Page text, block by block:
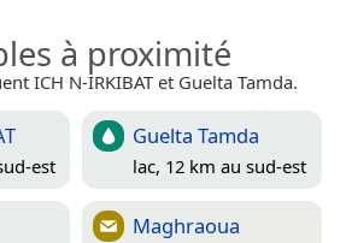
à proximité
ICH N-IRKIBAT et Guelta Tamda.
est
Guelta Tamda
lac, 12 km au sud-est
Maghraoua